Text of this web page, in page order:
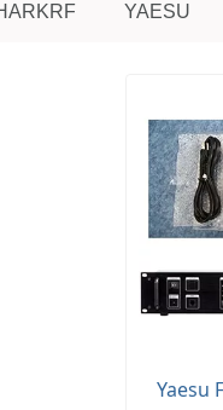
YAESU
Yaesu